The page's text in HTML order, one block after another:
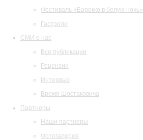
Фестиваль «Барокко в белую ночь»
Гастроли
СМИ о нас
Все публикации
Рецензии
Интервью
Время Шостаковича
Партнеры
Наши партнеры
Фотогалерея